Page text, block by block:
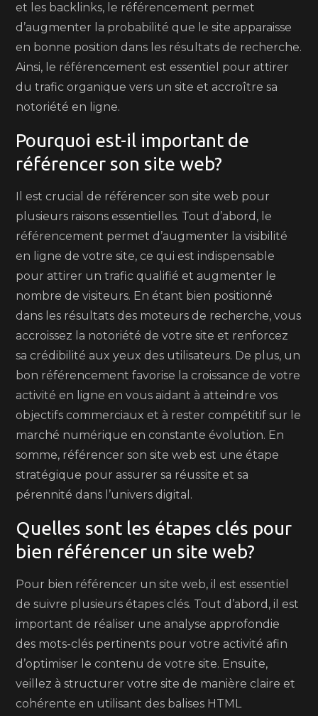
et les backlinks, le référencement permet
d’augmenter la probabilité que le site apparaisse
en bonne position dans les résultats de recherche.
Ainsi, le référencement est essentiel pour attirer
du trafic organique vers un site et accroître sa
notoriété en ligne.
Pourquoi est-il important de
référencer son site web?
Il est crucial de référencer son site web pour
plusieurs raisons essentielles. Tout d’abord, le
référencement permet d’augmenter la visibilité
en ligne de votre site, ce qui est indispensable
pour attirer un trafic qualifié et augmenter le
nombre de visiteurs. En étant bien positionné
dans les résultats des moteurs de recherche, vous
accroissez la notoriété de votre site et renforcez
sa crédibilité aux yeux des utilisateurs. De plus, un
bon référencement favorise la croissance de votre
activité en ligne en vous aidant à atteindre vos
objectifs commerciaux et à rester compétitif sur le
marché numérique en constante évolution. En
somme, référencer son site web est une étape
stratégique pour assurer sa réussite et sa
pérennité dans l’univers digital.
Quelles sont les étapes clés pour
bien référencer un site web?
Pour bien référencer un site web, il est essentiel
de suivre plusieurs étapes clés. Tout d’abord, il est
important de réaliser une analyse approfondie
des mots-clés pertinents pour votre activité afin
d’optimiser le contenu de votre site. Ensuite,
veillez à structurer votre site de manière claire et
cohérente en utilisant des balises HTML